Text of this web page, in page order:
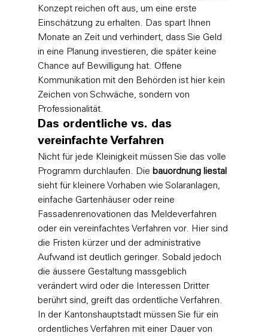
Konzept reichen oft aus, um eine erste
Einschätzung zu erhalten. Das spart Ihnen
Monate an Zeit und verhindert, dass Sie Geld
in eine Planung investieren, die später keine
Chance auf Bewilligung hat. Offene
Kommunikation mit den Behörden ist hier kein
Zeichen von Schwäche, sondern von
Professionalität.
Das ordentliche vs. das
vereinfachte Verfahren
Nicht für jede Kleinigkeit müssen Sie das volle
Programm durchlaufen. Die bauordnung liestal
sieht für kleinere Vorhaben wie Solaranlagen,
einfache Gartenhäuser oder reine
Fassadenrenovationen das Meldeverfahren
oder ein vereinfachtes Verfahren vor. Hier sind
die Fristen kürzer und der administrative
Aufwand ist deutlich geringer. Sobald jedoch
die äussere Gestaltung massgeblich
verändert wird oder die Interessen Dritter
berührt sind, greift das ordentliche Verfahren.
In der Kantonshauptstadt müssen Sie für ein
ordentliches Verfahren mit einer Dauer von